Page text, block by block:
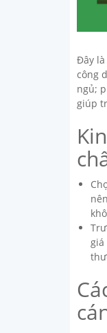
Đây
công
ngủ;
giúp